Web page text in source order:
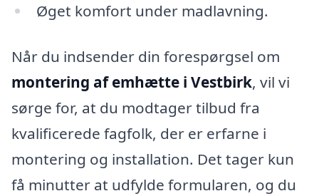
Øget komfort under madlavning.
Når du indsender din forespørgsel om
montering af emhætte i Vestbirk, vil vi
sørge for, at du modtager tilbud fra
kvalificerede fagfolk, der er erfarne i
montering og installation. Det tager kun
få minutter at udfylde formularen, og du